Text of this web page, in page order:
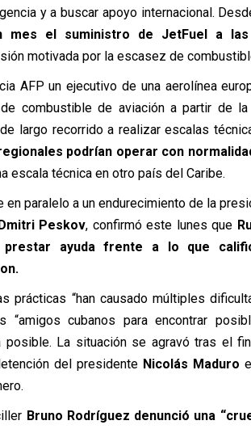
y a buscar apoyo internacional.
mes el suministro de JetFuel a
motivada por la escasez de
AFP un ejecutivo de una aerolínea
combustible de aviación a partir de
largo recorrido a realizar escalas
podrían operar con
escala técnica en otro país del Caribe.
en paralelo a un endurecimiento de la
Peskov, confirmó este lunes que
prestar ayuda frente a lo que
prácticas “han causado múltiples
“amigos cubanos para encontrar
posible. La situación se agravó tras el
del presidente Nicolás Maduro
Bruno Rodríguez denunció una